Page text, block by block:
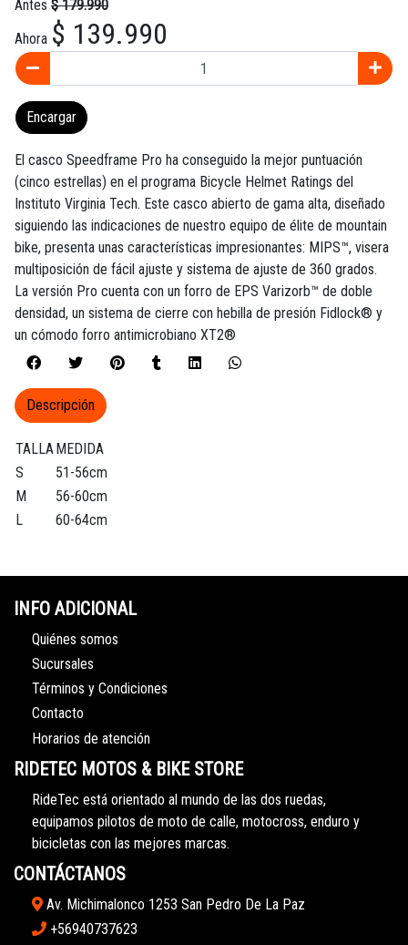
Antes $ 179.990
Ahora $ 139.990
Encargar
El casco Speedframe Pro ha conseguido la mejor puntuación
(cinco estrellas) en el programa Bicycle Helmet Ratings del
Instituto Virginia Tech. Este casco abierto de gama alta, diseñado
siguiendo las indicaciones de nuestro equipo de élite de mountain
bike, presenta unas características impresionantes: MIPS™, visera
multiposición de fácil ajuste y sistema de ajuste de 360 grados.
La versión Pro cuenta con un forro de EPS Varizorb™ de doble
densidad, un sistema de cierre con hebilla de presión Fidlock® y
un cómodo forro antimicrobiano XT2®
TALLA MEDIDA
S
51-56cm
M
56-60cm
L
60-64cm
Descripción
INFO ADICIONAL
Quiénes somos
Sucursales
Términos y Condiciones
Contacto
Horarios de atención
RIDETEC MOTOS & BIKE STORE
RideTec está orientado al mundo de las dos ruedas,
equipamos pilotos de moto de calle, motocross, enduro y
bicicletas con las mejores marcas.
CONTÁCTANOS
Av. Michimalonco 1253 San Pedro De La Paz
+56940737623